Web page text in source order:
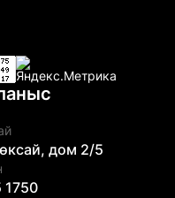
дом 2/5
1750